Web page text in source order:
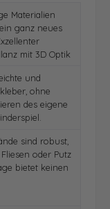
Materialien
ganz neues
mit 3D Optik
und
ohne
des eigene
sind robust,
oder Putz
bietet keinen